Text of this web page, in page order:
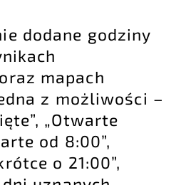
dodane godziny
mapach
z możliwości –
„Otwarte
od 8:00”,
o 21:00”,